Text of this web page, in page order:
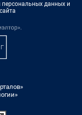
персональных данных и